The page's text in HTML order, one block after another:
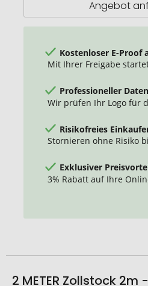
Angebot
Kostenloser E-Proof
Mit Ihrer Freigabe
Professioneller
Wir prüfen Ihr Logo für
Risikofreies
Stornieren ohne Risiko
Exklusiver
3% Rabatt auf Ihre
2 METER Zollstock